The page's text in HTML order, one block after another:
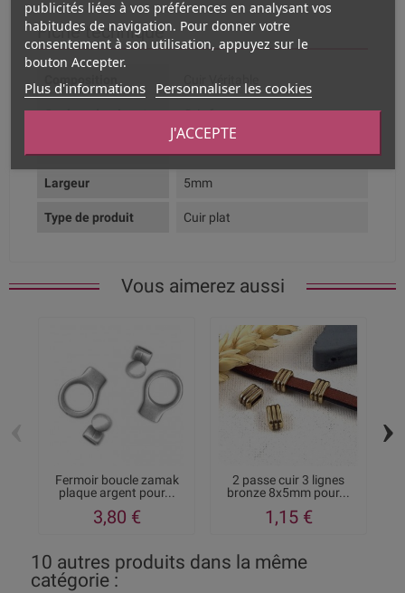
Fiche technique
Composition Cuir Véritable
Couleur dominante Gris fonce
Largeur 5mm
Type de produit Cuir plat
Vous aimerez aussi
Fermoir boucle zamak
plaque argent pour...
3,80 €
2 passe cuir 3 lignes
bronze 8x5mm pour...
1,15 €
›
10 autres produits dans la même
catégorie :
publicités liées à vos préférences en analysant vos
habitudes de navigation. Pour donner votre
consentement à son utilisation, appuyez sur le
bouton Accepter.
Plus d'informations Personnaliser les cookies
J'ACCEPTE